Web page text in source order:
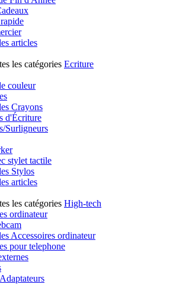
articles
les catégories Ecriture
couleur
Crayons
d'Écriture
Surligneurs
stylet tactile
Stylos
articles
les catégories High-tech
ordinateur
Accessoires ordinateur
pour telephone